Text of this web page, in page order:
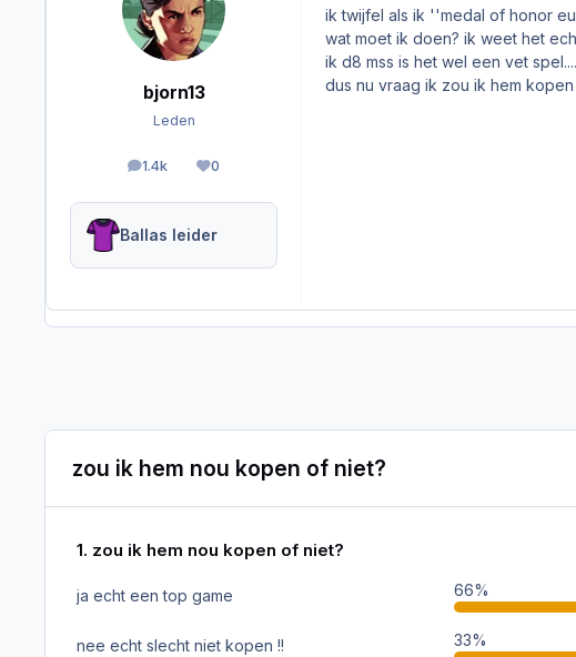
bjorn13
Leden
1.4k
berichten0
Reputation
Ballas leider
ik twijfel als ik ''medal of honor
wat moet ik doen? ik weet het
ik d8 mss is het wel een vet
dus nu vraag ik zou ik hem kopen
zou ik hem nou kopen of niet?
1. zou ik hem nou kopen of niet?
ja echt een top game 66%
nee echt slecht niet kopen !! 33%